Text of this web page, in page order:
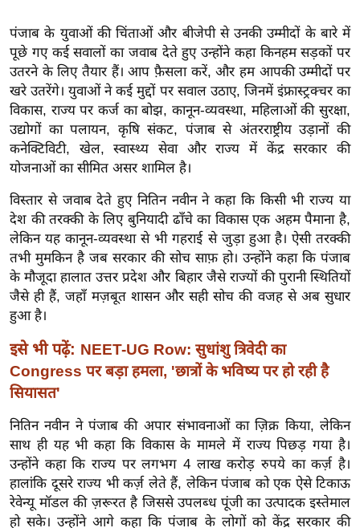
मि
सा
ल
बे
मि
सा
श
ख्सि
य
त
यं
ग
इं
डि
या
सा
हि
त्य
ज
ग
त
पंजाब के युवाओं की चिंताओं और बीजेपी से उनकी उम्मीदों के बारे में
पूछे गए कई सवालों का जवाब देते हुए उन्होंने कहा किनहम सड़कों पर
उतरने के लिए तैयार हैं। आप फ़ैसला करें, और हम आपकी उम्मीदों पर
खरे उतरेंगे। युवाओं ने कई मुद्दों पर सवाल उठाए, जिनमें इंफ्रास्ट्रक्चर का
विकास, राज्य पर कर्ज का बोझ, कानून-व्यवस्था, महिलाओं की सुरक्षा,
उद्योगों का पलायन, कृषि संकट, पंजाब से अंतरराष्ट्रीय उड़ानों की
कनेक्टिविटी, खेल, स्वास्थ्य सेवा और राज्य में केंद्र सरकार की
योजनाओं का सीमित असर शामिल है।
विस्तार से जवाब देते हुए नितिन नवीन ने कहा कि किसी भी राज्य या
देश की तरक्की के लिए बुनियादी ढाँचे का विकास एक अहम पैमाना है,
लेकिन यह कानून-व्यवस्था से भी गहराई से जुड़ा हुआ है। ऐसी तरक्की
तभी मुमकिन है जब सरकार की सोच साफ़ हो। उन्होंने कहा कि पंजाब
के मौजूदा हालात उत्तर प्रदेश और बिहार जैसे राज्यों की पुरानी स्थितियों
जैसे ही हैं, जहाँ मज़बूत शासन और सही सोच की वजह से अब सुधार
हुआ है।
इसे भी पढ़ें: NEET-UG Row: सुधांशु त्रिवेदी का
Congress पर बड़ा हमला, 'छात्रों के भविष्य पर हो रही है
सियासत'
नितिन नवीन ने पंजाब की अपार संभावनाओं का ज़िक्र किया, लेकिन
साथ ही यह भी कहा कि विकास के मामले में राज्य पिछड़ गया है।
उन्होंने कहा कि राज्य पर लगभग 4 लाख करोड़ रुपये का कर्ज़ है।
हालांकि दूसरे राज्य भी कर्ज़ लेते हैं, लेकिन पंजाब को एक ऐसे टिकाऊ
रेवेन्यू मॉडल की ज़रूरत है जिससे उपलब्ध पूंजी का उत्पादक इस्तेमाल
हो सके। उन्होंने आगे कहा कि पंजाब के लोगों को केंद्र सरकार की